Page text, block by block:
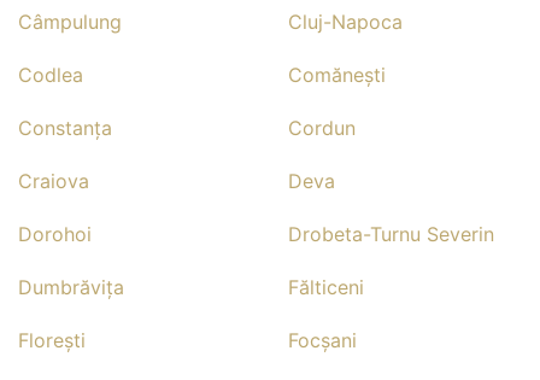
Câmpulung Cluj-Napoca
Codlea Comăneşti
Constanţa Cordun
Craiova Deva
Dorohoi Drobeta-Turnu Severin
Dumbrăviţa Fălticeni
Floreşti Focşani